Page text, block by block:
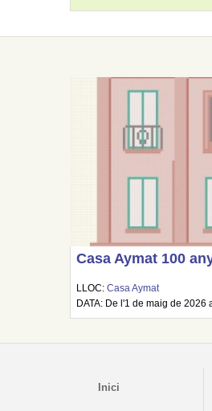
Casa Aymat 100
LLOC:Casa Aymat
DATA: De l'1 de maig de 2026
Inici